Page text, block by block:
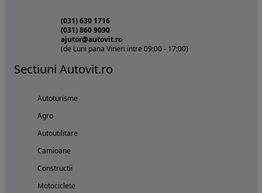
(031) 630 1716
(031) 860 9090
ajutor@autovit.ro
(de Luni pana Vineri intre 09:00 - 17:00)
Sectiuni Autovit.ro
Autoturisme
Agro
Autoutilitare
Camioane
Constructii
Motociclete